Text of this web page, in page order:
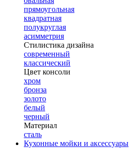
прямоугольная
квадратная
полукруглая
асимметрия
Стилистика дизайна
современный
классический
Цвет консоли
хром
бронза
золото
белый
черный
Материал
сталь
Кухонные мойки и аксессуары